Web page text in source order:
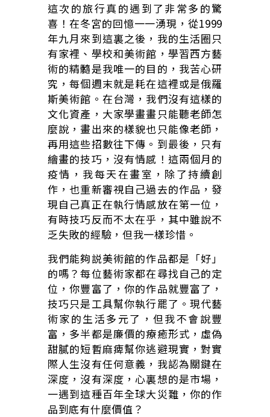
這次的旅行真的遇到了非常多的驚
喜！在冬宮的回憶一一湧現，從1999
年九月來到這裏之後，我的生活圈只
有家裡、學校和美術館，學習西方藝
術的精髓是我唯一的目的，我苦心研
究，每個週末就是耗在這裡或是俄羅
斯美術館。在台灣，我們沒有這樣的
文化資產，大家學畫畫只能聽老師怎
麼說，畫出來的樣貌也只能像老師，
再用這些招數往下傳。到最後，只有
繪畫的技巧，沒有情感！這兩個月的
疫情，我每天在畫室，除了持續創
作，也重新審視自己過去的作品，發
現自己真正在執行情感放在第一位，
有時技巧反而不太在乎，其中雖說不
乏失敗的經驗，但我一樣珍惜。
我們能夠説美術館的作品都是「好」
的嗎？每位藝術家都在尋找自己的定
位，你豐富了，你的作品就豐富了，
技巧只是工具幫你執行罷了。現代藝
術家的生活多元了，但我不會說豐
富，多半都是廉價的療癒形式，虛偽
甜膩的短暫麻痺幫你逃避現實，對實
際人生沒有任何意義，我認為關鍵在
深度，沒有深度，心裏想的是市場，
一遇到這種百年全球大災難，你的作
品到底有什麼價值？